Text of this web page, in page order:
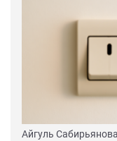
Айгуль Сабирьянова